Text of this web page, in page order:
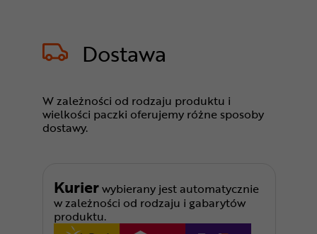
Dostawa
W zależności od rodzaju produktu i
wielkości paczki oferujemy różne sposoby
dostawy.
Kurierwybierany jest automatycznie
w zależności od rodzaju i gabarytów
produktu.